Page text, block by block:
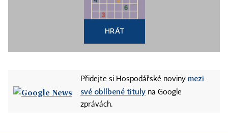
HRÁT
Přidejte si Hospodářské noviny mezi
své oblíbené tituly na Google
zprávách.